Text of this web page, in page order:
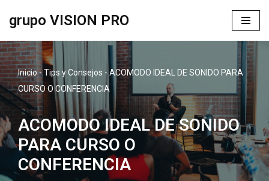
al
contenido
grupo VISION PRO
Inicio -Tips y Consejos - ACOMODO IDEAL DE SONIDO PARA
CURSO O CONFERENCIA
ACOMODO IDEAL DE SONIDO
PARA CURSO O
CONFERENCIA